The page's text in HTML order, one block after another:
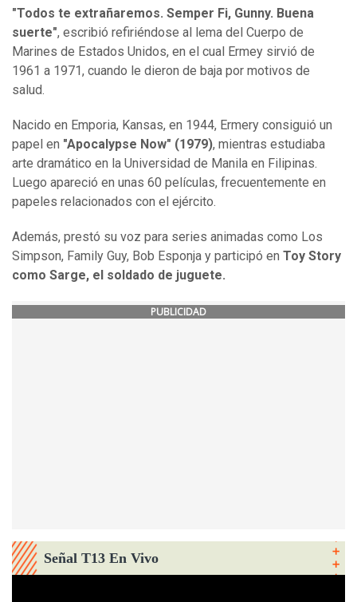
"Todos te extrañaremos. Semper Fi, Gunny. Buena
suerte", escribió refiriéndose al lema del Cuerpo de
Marines de Estados Unidos, en el cual Ermey sirvió de
1961 a 1971, cuando le dieron de baja por motivos de
salud.
Nacido en Emporia, Kansas, en 1944, Ermery consiguió un
papel en "Apocalypse Now" (1979), mientras estudiaba
arte dramático en la Universidad de Manila en Filipinas.
Luego apareció en unas 60 películas, frecuentemente en
papeles relacionados con el ejército.
Además, prestó su voz para series animadas como Los
Simpson, Family Guy, Bob Esponja y participó en Toy Story
como Sarge, el soldado de juguete.
PUBLICIDAD
Señal T13 En Vivo